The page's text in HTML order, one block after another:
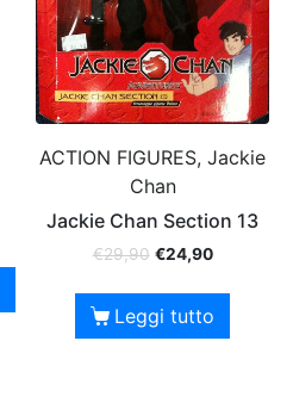
ACTION FIGURES, Jackie
Chan
Jackie Chan Section 13
€29,90 €24,90
Leggi tutto